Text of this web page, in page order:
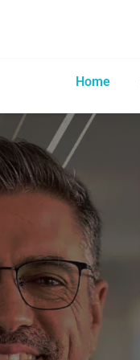
Home